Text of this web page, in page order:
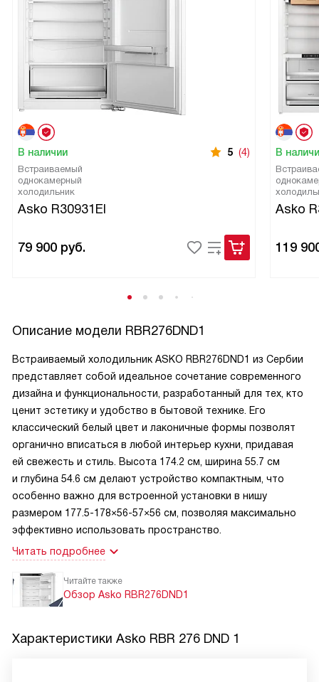
В наличии 5 (4)
Встраиваемый
однокамерный
холодильник
Asko R30931EI
79 900 руб.
В
Asko
119
Описание модели RBR276DND1
Встраиваемый холодильник ASKO RBR276DND1 из Сербии
представляет собой идеальное сочетание современного
дизайна и функциональности, разработанный для тех, кто
ценит эстетику и удобство в бытовой технике. Его
классический белый цвет и лаконичные формы позволят
органично вписаться в любой интерьер кухни, придавая
ей свежесть и стиль. Высота 174.2 см, ширина 55.7 см
и глубина 54.6 см делают устройство компактным, что
особенно важно для встроенной установки в нишу
размером 177.5-178×56-57×56 см, позволяя максимально
эффективно использовать пространство.
Читать подробнее
Читайте также
Обзор Asko RBR276DND1
Характеристики Asko RBR 276 DND 1